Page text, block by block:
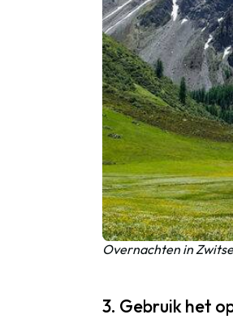
Overnachten in
3. Gebruik het